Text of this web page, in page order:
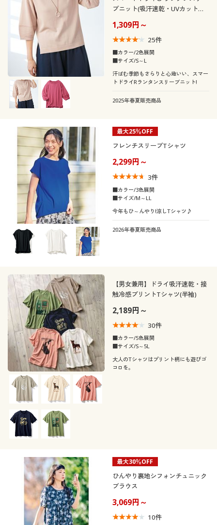
ブニット(吸汗速乾・UVカット・
1,309円～
25件
■カラー/2色展開
■サイズ/S～L
汗ばむ季節もさらりと心地いい、スマー
トドライRランタンスリーブニット!
2025年春夏販売商品
最大25％OFF
フレンチスリーブTシャツ
2,299円～
3件
■カラー/3色展開
■サイズ/M～LL
今年もひ～んやり!涼しTシャツ♪
2026年春夏販売商品
【男女兼用】ドライ吸汗速乾・接
触冷感プリントTシャツ(半袖)
2,189円～
30件
■カラー/5色展開
■サイズ/S～5L
大人のTシャツはプリント柄にも遊びゴ
コロを。
最大30％OFF
ひんやり裏地シフォンチュニック
ブラウス
3,069円～
10件